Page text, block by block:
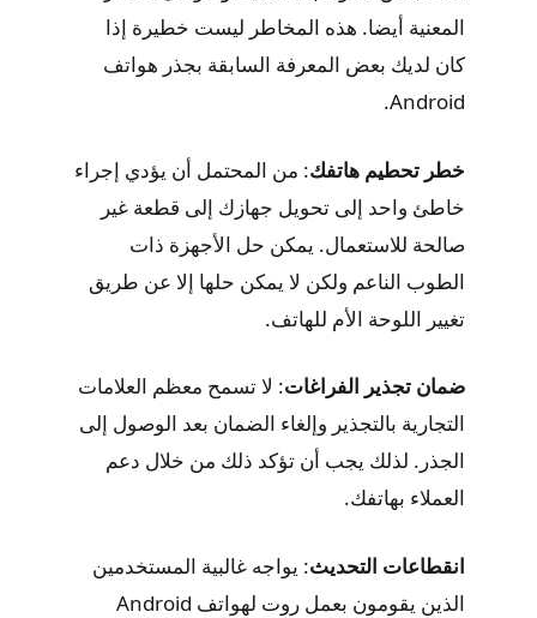
المعنية أيضا. هذه المخاطر ليست خطيرة إذا
كان لديك بعض المعرفة السابقة بجذر هواتف
Android.
خطر تحطيم هاتفك: من المحتمل أن يؤدي إجراء
خاطئ واحد إلى تحويل جهازك إلى قطعة غير
صالحة للاستعمال. يمكن حل الأجهزة ذات
الطوب الناعم ولكن لا يمكن حلها إلا عن طريق
تغيير اللوحة الأم للهاتف.
ضمان تجذير الفراغات: لا تسمح معظم العلامات
التجارية بالتجذير وإلغاء الضمان بعد الوصول إلى
الجذر. لذلك يجب أن تؤكد ذلك من خلال دعم
العملاء بهاتفك.
انقطاعات التحديث: يواجه غالبية المستخدمين
الذين يقومون بعمل روت لهواتف Android